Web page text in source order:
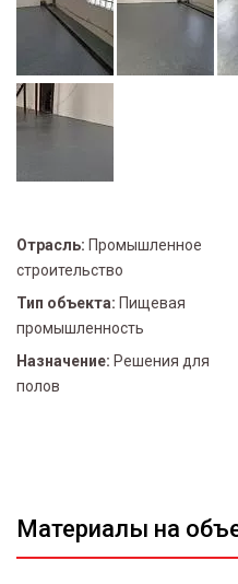
Отрасль: Промышленное
строительство
Тип объекта: Пищевая
промышленность
Назначение: Решения для
полов
Материалы на